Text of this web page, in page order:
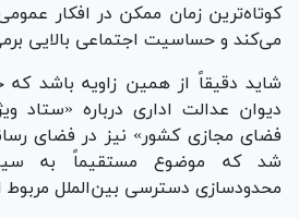
کوتاه‌ترین زمان ممکن در افکار
می‌کند و حساسیت اجتماعی بالایی
شاید دقیقاً از همین زاویه باشد
دیوان عدالت اداری درباره «ستاد
فضای مجازی کشور» نیز در فضای
شد که موضوع مستقیماً به
محدودسازی دسترسی بین‌الملل